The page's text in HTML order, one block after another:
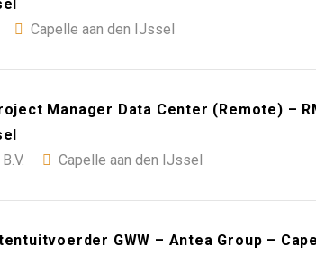
Capelle aan den IJssel
Manager Data Center (Remote) –
Capelle aan den IJssel
GWW – Antea Group –